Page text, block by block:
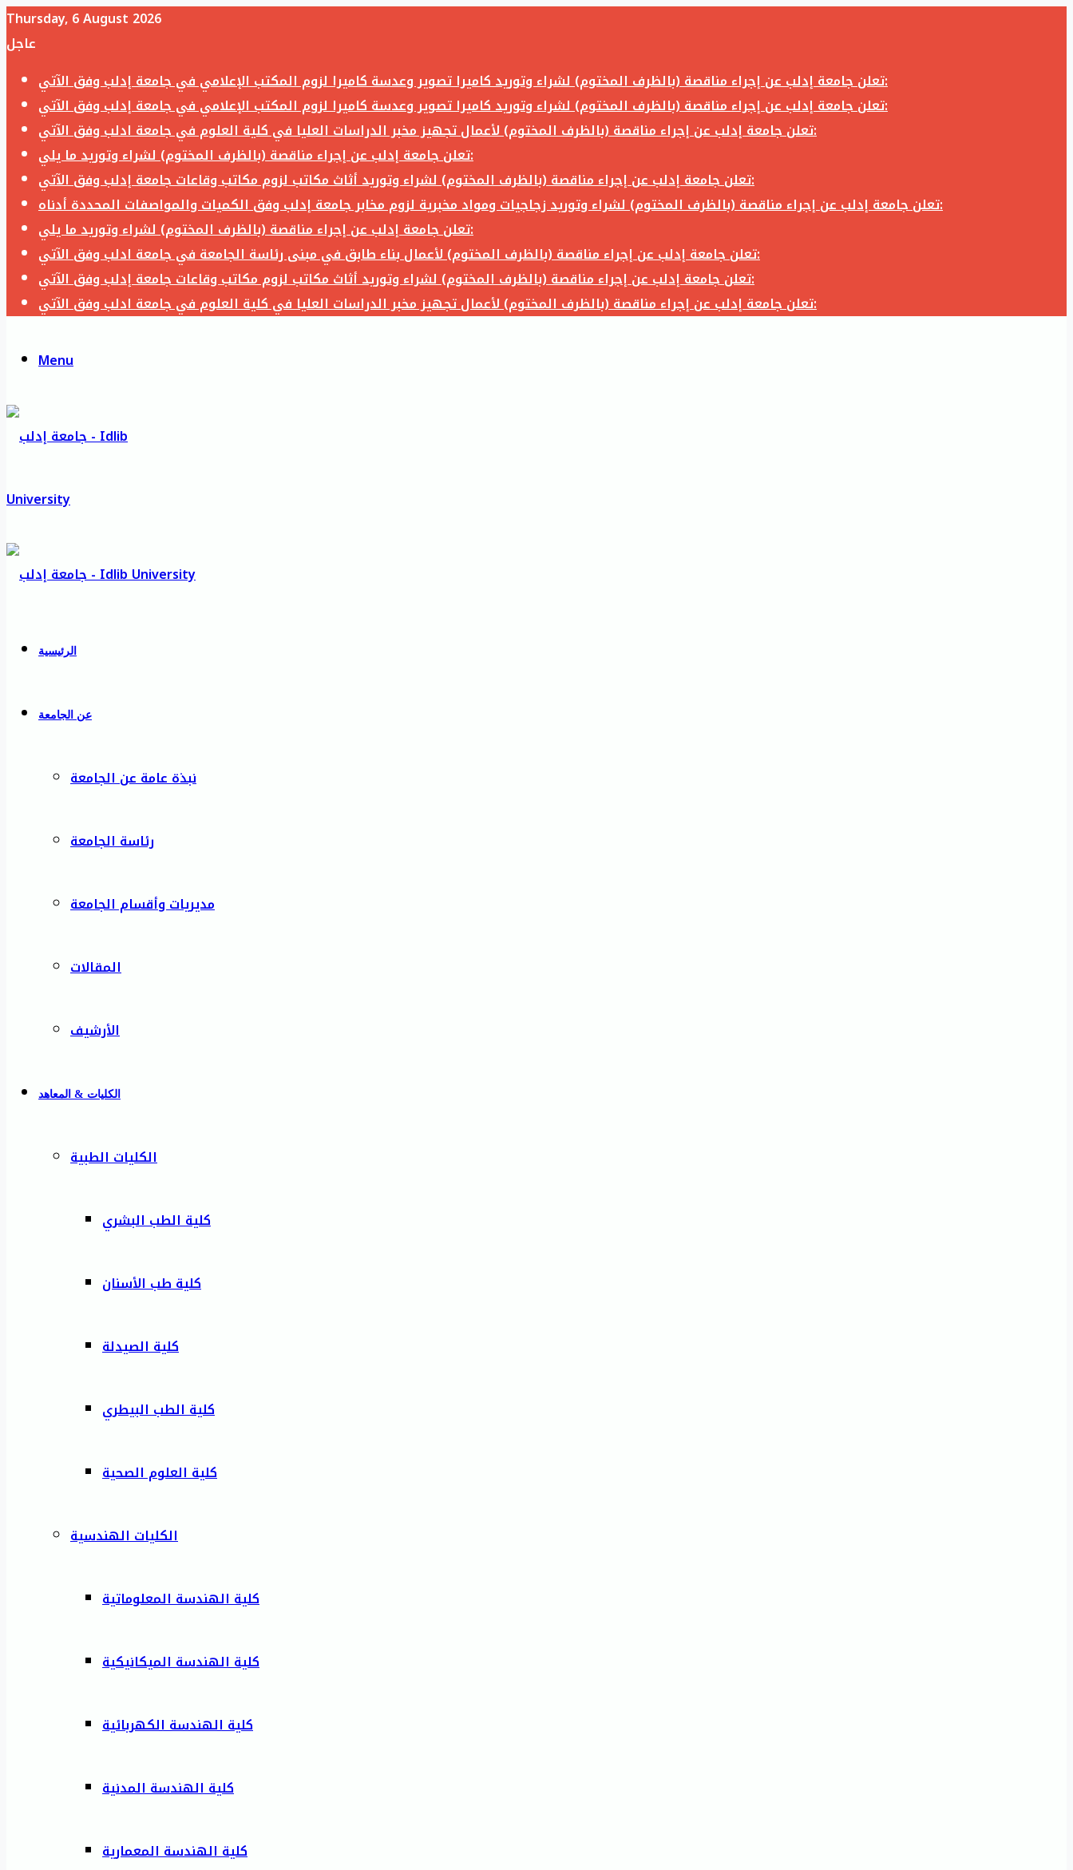
Thursday, 6 August 2026
عاجل
تعلن جامعة إدلب عن إجراء مناقصة (بالظرف المختوم) لشراء وتوريد كاميرا تصوير وعدسة كاميرا لزوم المكتب الإعلامي في جامعة إدلب وفق الآتي:
تعلن جامعة إدلب عن إجراء مناقصة (بالظرف المختوم) لشراء وتوريد كاميرا تصوير وعدسة كاميرا لزوم المكتب الإعلامي في جامعة إدلب وفق الآتي:
تعلن جامعة إدلب عن إجراء مناقصة (بالظرف المختوم) لأعمال تجهيز مخبر الدراسات العليا في كلية العلوم في جامعة ادلب وفق الآتي:
تعلن جامعة إدلب عن إجراء مناقصة (بالظرف المختوم) لشراء وتوريد ما يلي:
تعلن جامعة إدلب عن إجراء مناقصة (بالظرف المختوم) لشراء وتوريد أثاث مكاتب لزوم مكاتب وقاعات جامعة إدلب وفق الآتي:
تعلن جامعة إدلب عن إجراء مناقصة (بالظرف المختوم) لشراء وتوريد زجاجيات ومواد مخبرية لزوم مخابر جامعة إدلب وفق الكميات والمواصفات المحددة أدناه:
تعلن جامعة إدلب عن إجراء مناقصة (بالظرف المختوم) لشراء وتوريد ما يلي:
تعلن جامعة إدلب عن إجراء مناقصة (بالظرف المختوم) لأعمال بناء طابق في مبنى رئاسة الجامعة في جامعة ادلب وفق الآتي:
تعلن جامعة إدلب عن إجراء مناقصة (بالظرف المختوم) لشراء وتوريد أثاث مكاتب لزوم مكاتب وقاعات جامعة إدلب وفق الآتي:
تعلن جامعة إدلب عن إجراء مناقصة (بالظرف المختوم) لأعمال تجهيز مخبر الدراسات العليا في كلية العلوم في جامعة ادلب وفق الآتي:
Menu
الرئيسية
عن الجامعة
نبذة عامة عن الجامعة
رئاسة الجامعة
مديريات وأقسام الجامعة
المقالات
الأرشيف
الكليات & المعاهد
الكليات الطبية
كلية الطب البشري
كلية طب الأسنان
كلية الصيدلة
كلية الطب البيطري
كلية العلوم الصحية
الكليات الهندسية
كلية الهندسة المعلوماتية
كلية الهندسة الميكانيكية
كلية الهندسة الكهربائية
كلية الهندسة المدنية
كلية الهندسة المعمارية